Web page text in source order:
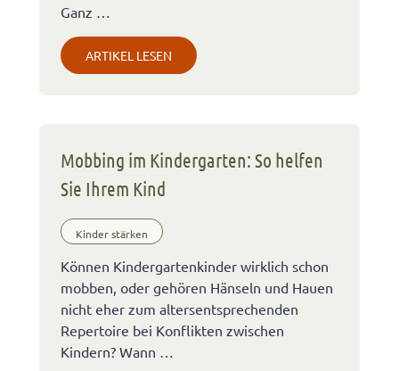
Ganz …
ARTIKEL LESEN
Mobbing im Kindergarten: So helfen
Sie Ihrem Kind
Kinder stärken
Können Kindergartenkinder wirklich schon
mobben, oder gehören Hänseln und Hauen
nicht eher zum altersentsprechenden
Repertoire bei Konflikten zwischen
Kindern? Wann …